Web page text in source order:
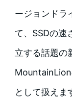
ージョンドラ
て、SSDの速
立する話題の
MountainLion
として扱えま